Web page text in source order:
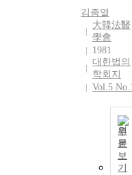
김종열
大韓法醫
學會
1981
대한법의
학회지
Vol.5
원
문
보
기